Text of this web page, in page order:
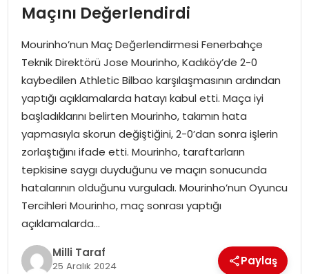
SPOR
SIYASET
MAGAZIN
Maçını Değerlendirdi
Mourinho’nun Maç Değerlendirmesi Fenerbahçe
Teknik Direktörü Jose Mourinho, Kadıköy’de 2-0
kaybedilen Athletic Bilbao karşılaşmasının ardından
yaptığı açıklamalarda hatayı kabul etti. Maça iyi
başladıklarını belirten Mourinho, takımın hata
yapmasıyla skorun değiştiğini, 2-0’dan sonra işlerin
zorlaştığını ifade etti. Mourinho, taraftarların
tepkisine saygı duyduğunu ve maçın sonucunda
hatalarının olduğunu vurguladı. Mourinho’nun Oyuncu
Tercihleri Mourinho, maç sonrası yaptığı
açıklamalarda…
Milli Taraf
25 Aralık 2024 Paylaş